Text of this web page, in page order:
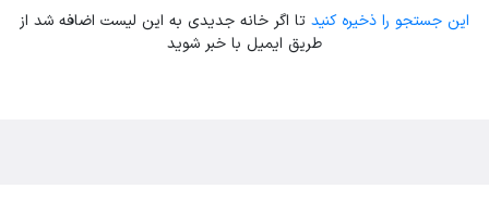
این جستجو را ذخیره کنید تا اگر خانه جدیدی به این لیست اضافه شد از
طریق ایمیل با خبر شوید